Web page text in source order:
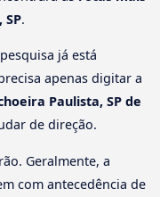
.
já está
apenas digitar a
Paulista, SP de
de direção.
Geralmente, a
com antecedência de